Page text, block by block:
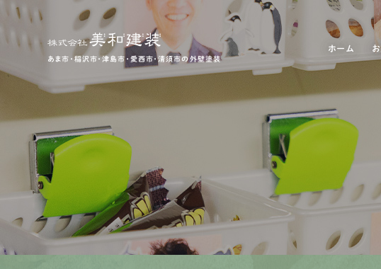
あま市・稲沢市・津島市・愛西市・清須市の外壁塗装
ホーム